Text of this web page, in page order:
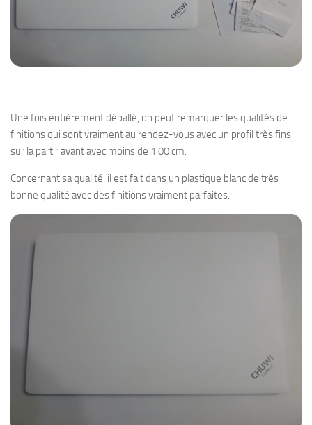
Une fois entièrement déballé, on peut remarquer les qualités de
finitions qui sont vraiment au rendez-vous avec un profil très fins
sur la partir avant avec moins de 1.00 cm.
Concernant sa qualité, il est fait dans un plastique blanc de très
bonne qualité avec des finitions vraiment parfaites.